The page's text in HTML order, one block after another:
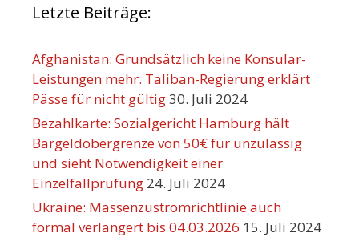
Letzte Beiträge:
Afghanistan: Grundsätzlich keine Konsular-
Leistungen mehr. Taliban-Regierung erklärt
Pässe für nicht gültig30. Juli 2024
Bezahlkarte: Sozialgericht Hamburg hält
Bargeldobergrenze von 50€ für unzulässig
und sieht Notwendigkeit einer
Einzelfallprüfung 24. Juli 2024
Ukraine: Massenzustromrichtlinie auch
formal verlängert bis 04.03.2026 15. Juli 2024